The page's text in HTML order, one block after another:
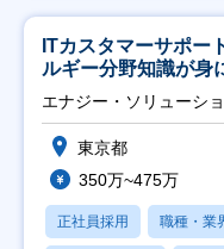
ITカスタマーサポー
ルギー分野知識が身
エナジー・ソリューシ
東京都
350万~475万
正社員採用 職種・業